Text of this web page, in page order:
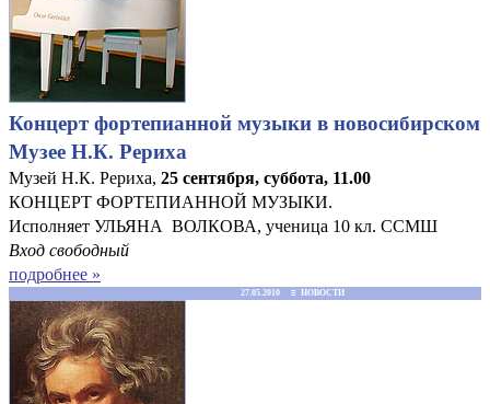
Концерт фортепианной музыки в новосибирском
Музее Н.К. Рериха
Музей Н.К. Рериха, 25 сентября, суббота, 11.00
КОНЦЕРТ ФОРТЕПИАННОЙ МУЗЫКИ.
Исполняет УЛЬЯНА ВОЛКОВА, ученица 10 кл. ССМШ
Вход свободный
подробнее »
27.05.2010 ≡ НОВОСТИ